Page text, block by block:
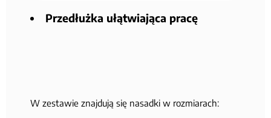
Przedłużka ułątwiająca pracę
W zestawie znajdują się nasadki w rozmiarach: